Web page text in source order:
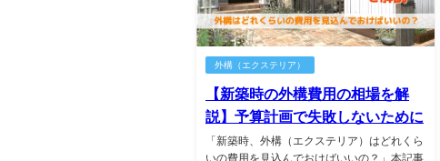
外構（エクステリア）
【新築時の外構費用の相場を解
説】予算計画で失敗しないために
「新築時、外構（エクステリア）はどれくら
いの費用を見込んでおけばいいの？」本記事